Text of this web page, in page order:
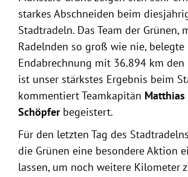
starkes Abschneiden beim
Stadtradeln. Das Team der Grünen,
Radelnden so groß wie nie, belegte
Endabrechnung mit 36.894 km den
ist unser stärkstes Ergebnis beim
kommentiert Teamkapitän Matthias
Schöpferbegeistert.
Für den letzten Tag des
die Grünen eine besondere Aktion
lassen, um noch weitere Kilometer